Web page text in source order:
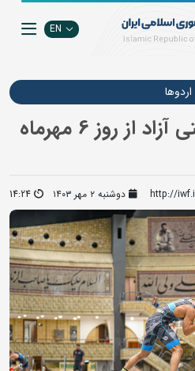
EN
اردوها
اردوی تیم ملی کشتی آزاد از روز 6 مهرماه
http:// دوشنبه ۲ مهر ۱۴۰۳ 14:24